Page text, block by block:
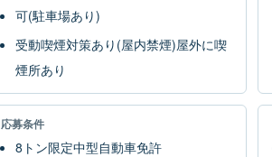
可(駐車場あり)
受動喫煙対策あり(屋内禁煙)屋外に喫
煙所あり
応募条件
8トン限定中型自動車免許